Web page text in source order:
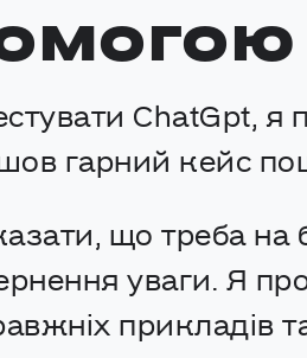
ChatGpt, я
гарний кейс
що треба
уваги. Я
прикладів